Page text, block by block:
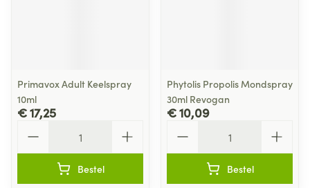
Primavox Adult Keelspray
10ml
€ 17,25
Bestel
Phytolis Propolis Mondspray
30ml Revogan
€ 10,09
Bestel